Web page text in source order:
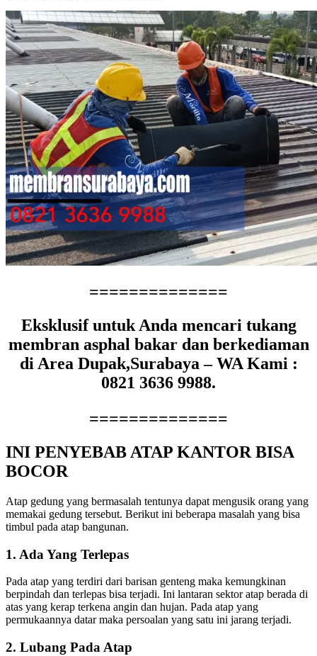
==============
Eksklusif untuk Anda mencari tukang
membran asphal bakar dan berkediaman
di Area Dupak,Surabaya – WA Kami :
0821 3636 9988.
==============
INI PENYEBAB ATAP KANTOR BISA
BOCOR
Atap gedung yang bermasalah tentunya dapat mengusik orang yang
memakai gedung tersebut. Berikut ini beberapa masalah yang bisa
timbul pada atap bangunan.
1. Ada Yang Terlepas
Pada atap yang terdiri dari barisan genteng maka kemungkinan
berpindah dan terlepas bisa terjadi. Ini lantaran sektor atap berada di
atas yang kerap terkena angin dan hujan. Pada atap yang
permukaannya datar maka persoalan yang satu ini jarang terjadi.
2. Lubang Pada Atap